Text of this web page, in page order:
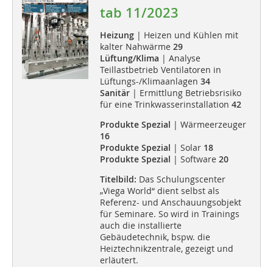
tab 11/2023
Heizung | Heizen und Kühlen mit
kalter Nahwärme 29
Lüftung/Klima | Analyse
Teillastbetrieb Ventilatoren in
Lüftungs-/Klimaanlagen 34
Sanitär| Ermittlung Betriebsrisiko
für eine Trinkwasserinstallation 42
Produkte Spezial | Wärmeerzeuger
16
Produkte Spezial | Solar 18
Produkte Spezial | Software 20
Titelbild: Das Schulungscenter
„Viega World“ dient selbst als
Referenz- und Anschauungsobjekt
für Seminare. So wird in Trainings
auch die installierte
Gebäudetechnik, bspw. die
Heiztechnikzentrale, gezeigt und
erläutert.